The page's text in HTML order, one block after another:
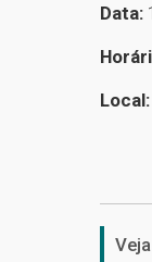
Data:
Local: